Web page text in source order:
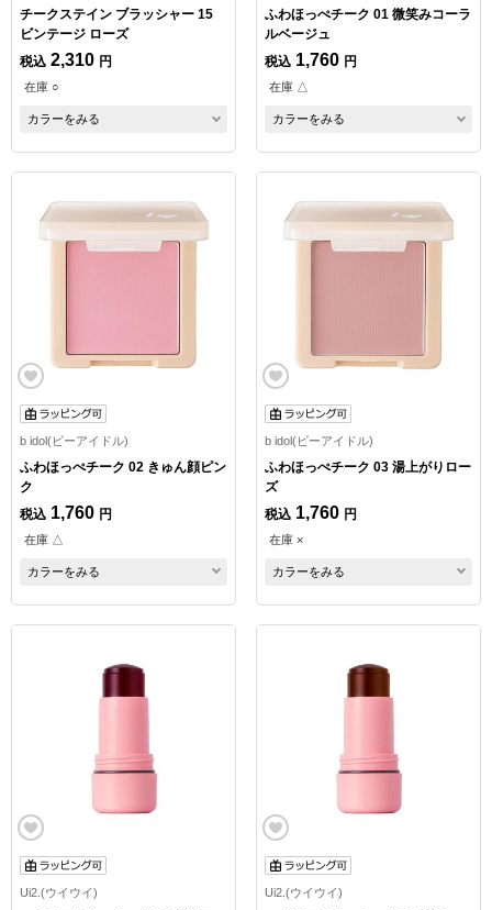
チークステイン ブラッシャー 15
ビンテージ ローズ
税込 2,310 円
在庫 ○
カラーをみる
ふわほっぺチーク 01 微笑みコーラ
ルベージュ
税込 1,760 円
在庫 △
カラーをみる
b idol(ビーアイドル)
ふわほっぺチーク 02 きゅん顔ピン
ク
税込 1,760 円
在庫 △
カラーをみる
b idol(ビーアイドル)
ふわほっぺチーク 03 湯上がりロー
ズ
税込 1,760 円
在庫 ×
カラーをみる
Ui2.(ウイウイ) Ui2.(ウイウイ)